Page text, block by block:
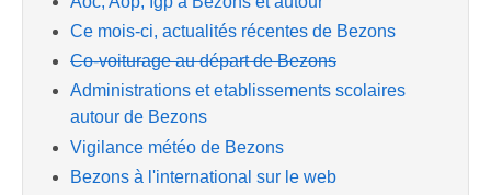
Ce mois-ci, actualités récentes de Bezons
Co-voiturage au départ de Bezons
Administrations et etablissements scolaires
autour de Bezons
Vigilance météo de Bezons
Bezons à l'international sur le web